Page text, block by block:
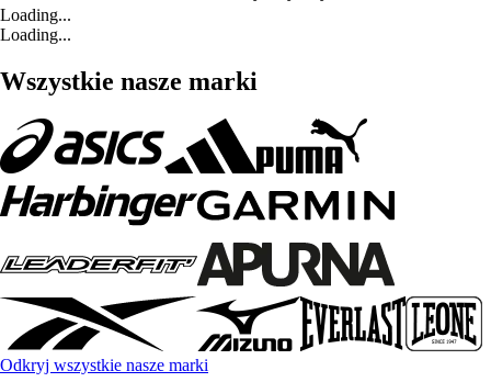
Loading...
Loading...
Wszystkie nasze marki
Odkryj wszystkie nasze marki